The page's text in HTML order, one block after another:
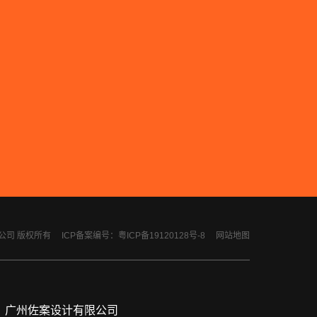
司 版权所有 ICP备案编号：粤ICP备19120128号-8 网站地图
广州佐案设计有限公司